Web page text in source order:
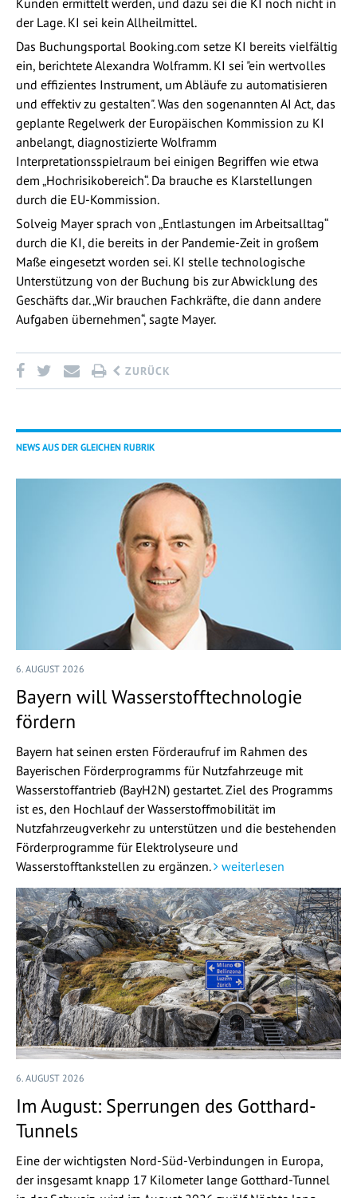
der Lage. KI sei kein Allheilmittel.
Das Buchungsportal Booking.com setze KI bereits vielfältig
ein, berichtete Alexandra Wolframm. KI sei "ein wertvolles
und effizientes Instrument, um Abläufe zu automatisieren
und effektiv zu gestalten". Was den sogenannten AI Act, das
geplante Regelwerk der Europäischen Kommission zu KI
anbelangt, diagnostizierte Wolframm
Interpretationsspielraum bei einigen Begriffen wie etwa
dem „Hochrisikobereich“. Da brauche es Klarstellungen
durch die EU-Kommission.
Solveig Mayer sprach von „Entlastungen im Arbeitsalltag“
durch die KI, die bereits in der Pandemie-Zeit in großem
Maße eingesetzt worden sei. KI stelle technologische
Unterstützung von der Buchung bis zur Abwicklung des
Geschäfts dar. „Wir brauchen Fachkräfte, die dann andere
Aufgaben übernehmen“, sagte Mayer.
ZURÜCK
NEWS AUS DER GLEICHEN RUBRIK
6. AUGUST 2026
Bayern will Wasserstofftechnologie
fördern
Bayern hat seinen ersten Förderaufruf im Rahmen des
Bayerischen Förderprogramms für Nutzfahrzeuge mit
Wasserstoffantrieb (BayH2N) gestartet. Ziel des Programms
ist es, den Hochlauf der Wasserstoffmobilität im
Nutzfahrzeugverkehr zu unterstützen und die bestehenden
Förderprogramme für Elektrolyseure und
Wasserstofftankstellen zu ergänzen.
weiterlesen
6. AUGUST 2026
Im August: Sperrungen des Gotthard-
Tunnels
Eine der wichtigsten Nord-Süd-Verbindungen in Europa,
der insgesamt knapp 17 Kilometer lange Gotthard-Tunnel